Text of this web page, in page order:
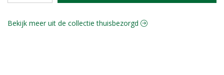
Bekijk meer uit de collectie thuisbezorgd